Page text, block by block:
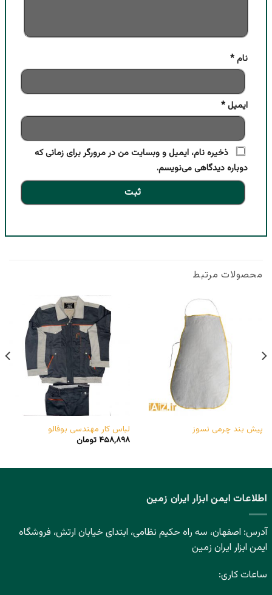
نام*
ایمیل*
ذخیره نام، ایمیل و وبسایت من در مرورگر برای زمانی که
دوباره دیدگاهی می‌نویسم.
محصولات مرتبط
پیش بند چرمی نسوز
لباس کار مهندسی بوفالو
۴۵۸,۸۹۸ تومان
اطلاعات ایمن ابزار ایران زمین
آدرس: اصفهان، سه راه حکیم نظامی، ابتدای خیابان ارتش، فروشگاه
ایمن ابزار ایران زمین
ساعات کاری: